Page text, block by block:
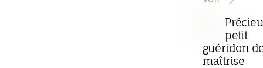
petit
guéridon
maîtrise